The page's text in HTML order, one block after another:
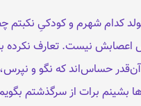
کدام شهرم و کودکیِ نکبتم
نیست. تعارف نکرده
آن‌قدر حساس‌اند که نگو و
بشینم برات از سرگذشتم